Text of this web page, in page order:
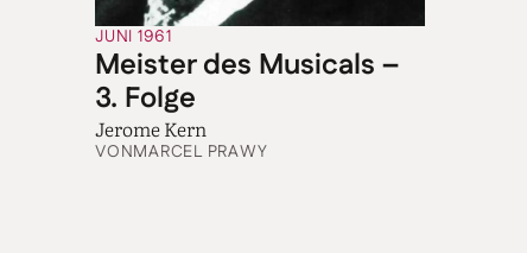
JUNI 1961
Meister des Musicals –
3. Folge
Jerome Kern
VONMARCEL PRAWY